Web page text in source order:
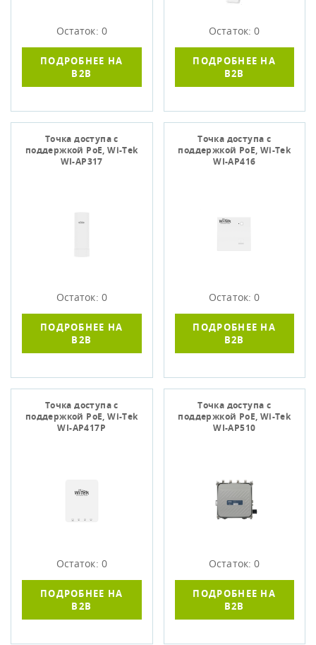
Остаток: 0
ПОДРОБНЕЕ НА
B2B
Остаток: 0
ПОДРОБНЕЕ НА
B2B
Точка доступа c
поддержкой PoE, Wi-Tek
WI-AP317
Остаток: 0
ПОДРОБНЕЕ НА
B2B
Точка доступа c
поддержкой PoE, Wi-Tek
WI-AP416
Остаток: 0
ПОДРОБНЕЕ НА
B2B
Точка доступа c
поддержкой PoE, Wi-Tek
WI-AP417P
Остаток: 0
ПОДРОБНЕЕ НА
B2B
Точка доступа c
поддержкой PoE, Wi-Tek
WI-AP510
Остаток: 0
ПОДРОБНЕЕ НА
B2B